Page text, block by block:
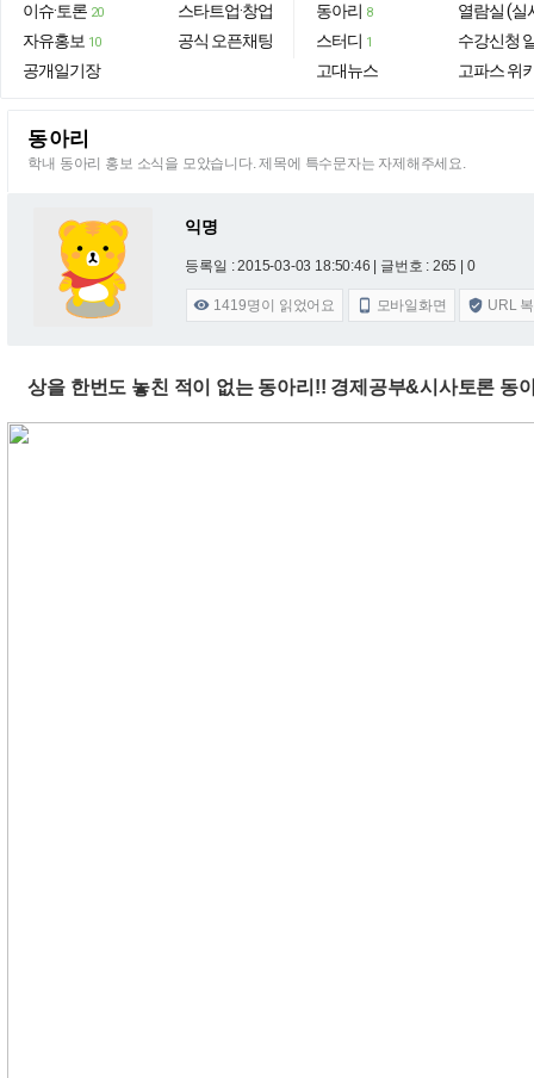
이슈·토론 20
자유홍보 10
공개일기장
스타트업·창업
공식 오픈채팅
동아리 8
스터디 1
고대뉴스
열람실 (실
수강신청
고파스 위
동아리
학내 동아리 홍보 소식을 모았습니다. 제목에 특수문자는 자제해주세요.
익명
등록일 : 2015-03-03 18:50:46 | 글번호 : 265 | 0
 1419명이 읽었어요  모바일화면  URL
상을 한번도 놓친 적이 없는 동아리!! 경제공부&시사토론 동